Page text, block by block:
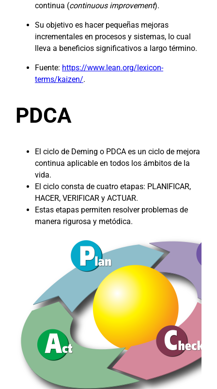
continua (continuous improvement).
Su objetivo es hacer pequeñas mejoras
incrementales en procesos y sistemas, lo cual
lleva a beneficios significativos a largo término.
Fuente: https://www.lean.org/lexicon-
terms/kaizen/.
PDCA
El ciclo de Deming o PDCA es un ciclo de mejora
continua aplicable en todos los ámbitos de la
vida.
El ciclo consta de cuatro etapas: PLANIFICAR,
HACER, VERIFICAR y ACTUAR.
Estas etapas permiten resolver problemas de
manera rigurosa y metódica.